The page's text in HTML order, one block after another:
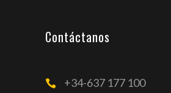
Contáctanos
+34-637 177 100